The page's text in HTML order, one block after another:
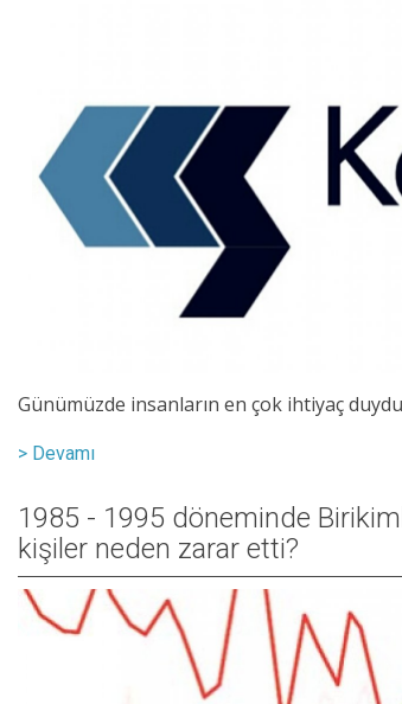
Günümüzde insanların en çok ihtiyaç
> Devamı
1985 - 1995 döneminde
kişiler neden zarar etti?